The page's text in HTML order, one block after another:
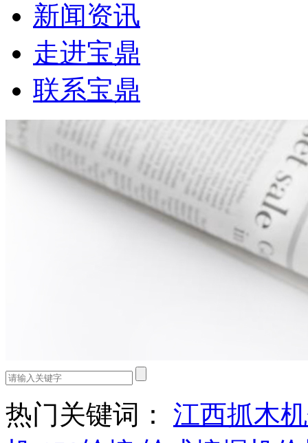
新闻资讯
走进宝鼎
联系宝鼎
热门关键词： 江西抓木